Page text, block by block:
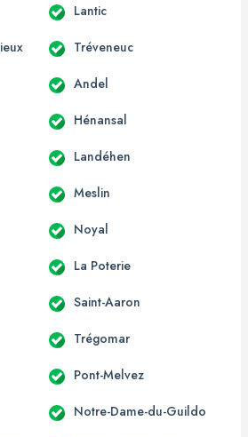
Lantic
Tréveneuc
Andel
Hénansal
Landéhen
Meslin
Noyal
La Poterie
Saint-Aaron
Trégomar
Pont-Melvez
Notre-Dame-du-Guildo